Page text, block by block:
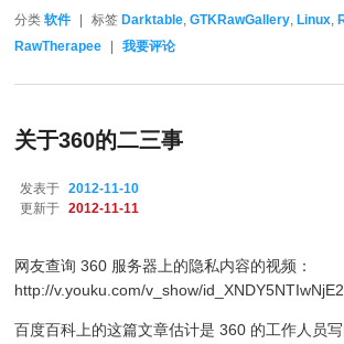
分类 软件 | 标签 Darktable ,GTKRawGallery ,Linux ,
RawTherapee
| 我要评论
关于360的二三事
发表于
2012-11-10
更新于
2012-11-11
网友查询 360 服务器上的隐私内容的视频：
http://v.youku.com/v_show/
百度百科上的这篇文章估计是 360 的工作人员写